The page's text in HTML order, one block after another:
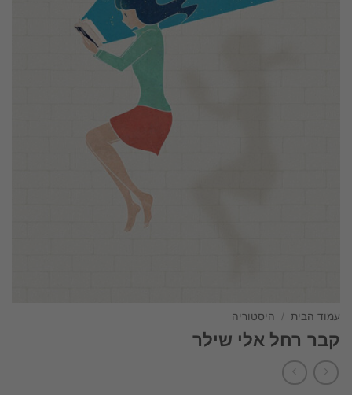
עמוד הבית / היסטוריה
קבר רחל אלי שילר